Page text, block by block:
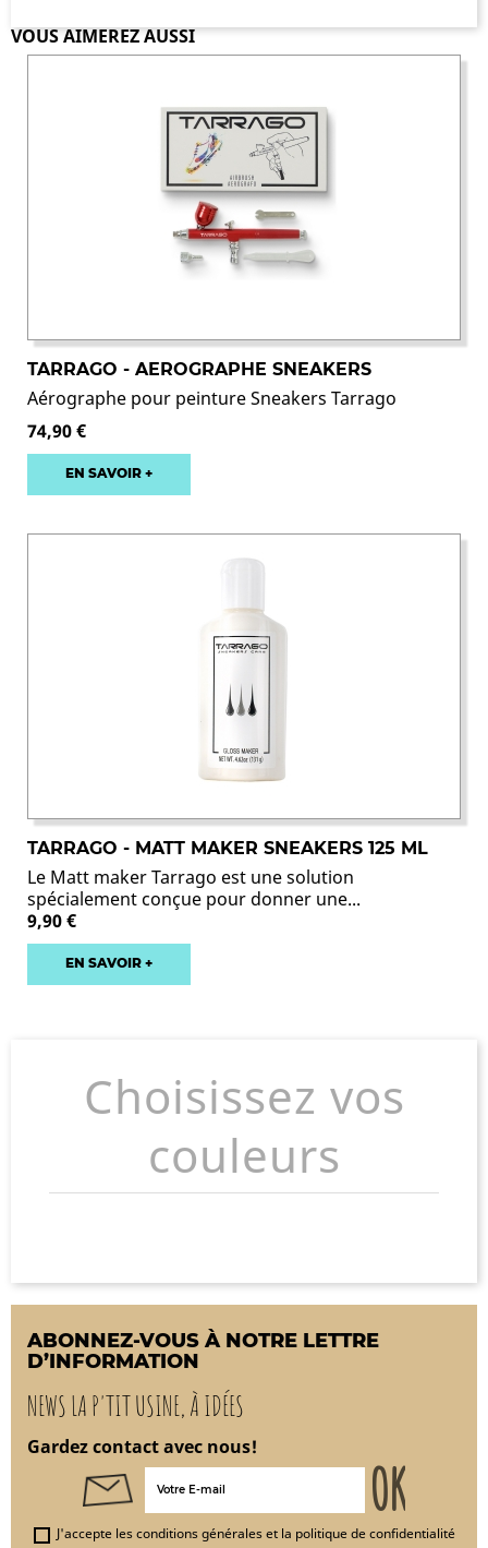
VOUS AIMEREZ AUSSI
TARRAGO - AEROGRAPHE SNEAKERS
Aérographe pour peinture Sneakers Tarrago
74,90 €
EN SAVOIR +
TARRAGO - MATT MAKER SNEAKERS 125 ML
Le Matt maker Tarrago est une solution
spécialement conçue pour donner une...
9,90 €
EN SAVOIR +
Choisissez vos
couleurs
ABONNEZ-VOUS À NOTRE LETTRE
D’INFORMATION
NEWS LA P'TIT USINE, À IDÉES
Gardez contact avec nous!
J'accepte les conditions générales et la politique de confidentialité